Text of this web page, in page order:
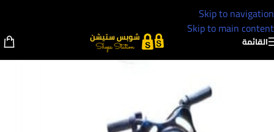
Skip to navigation
Skip to main content
القائمة